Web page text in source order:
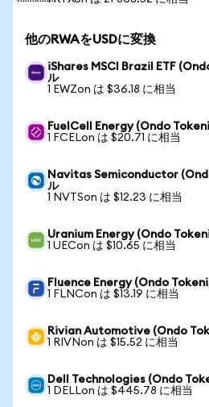
他のRWAをUSDに変換
iShares MSCI Brazil ETF
ル
1 EWZon は $36.18 に相当
FuelCell Energy (Ondo
1 FCELon は $20.71 に相当
Navitas Semiconductor
ル
1 NVTSon は $12.23 に相当
Uranium Energy (Ondo
1 UECon は $10.65 に相当
Fluence Energy (Ondo
1 FLNCon は $13.19 に相当
Rivian Automotive (Ondo
1 RIVNon は $15.52 に相当
Dell Technologies (Ondo
1 DELLon は $445.78 に相当